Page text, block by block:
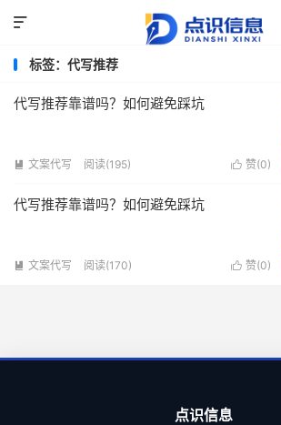

标签：代写推荐
代写推荐靠谱吗？如何避免踩坑
 赞(0)
 文案代写 阅读(195)
代写推荐靠谱吗？如何避免踩坑
 赞(0)
 文案代写 阅读(170)
点识信息